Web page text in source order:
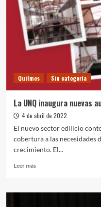
aulas
en
el
Pabellón
Central
Quilmes Sin categoría
La UNQ inaugura nuevas
4 de abril de 2022
El nuevo sector edilicio
cobertura a las necesidades
crecimiento. El...
Leer másLeer
La